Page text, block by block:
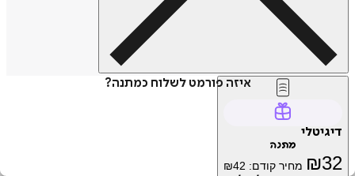
איזה פורמט לשלוח כמתנה?
דיגיטלי
מתנה
₪32 מחיר קודם: ₪42